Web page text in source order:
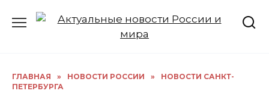
ГЛАВНАЯ » НОВОСТИ РОССИИ »
НОВОСТИ САНКТ-
ПЕТЕРБУРГА